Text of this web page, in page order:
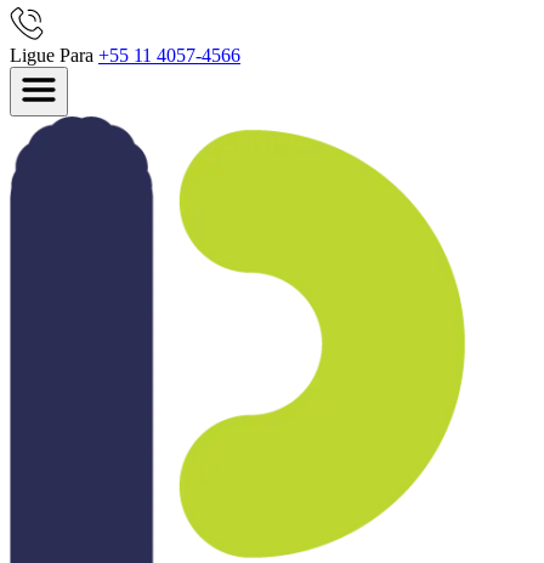
Ligue Para +55 11 4057-4566